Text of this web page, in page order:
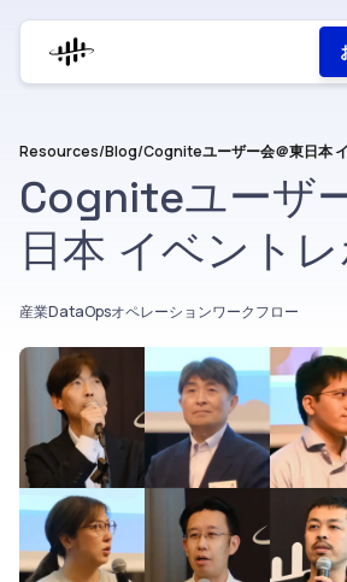
Resources/Blog/Cogniteユーザー会＠東日本
Cogniteユーザ
日本 イベント
産業DataOpsオペレーションワークフロー